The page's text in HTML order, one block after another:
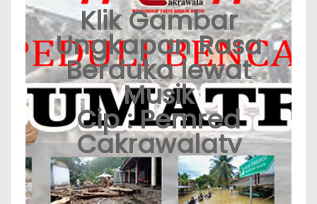
Klik Gambar
Ungkapan Rasa
Berduka lewat
Musik
Cip : Pemred
Cakrawalatv